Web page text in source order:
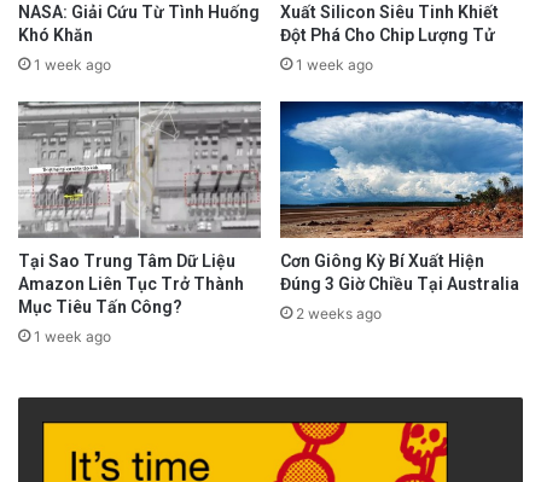
NASA: Giải Cứu Từ Tình Huống
Khó Khăn
1 week ago
Xuất Silicon Siêu Tinh Khiết
Đột Phá Cho Chip Lượng Tử
1 week ago
Tại Sao Trung Tâm Dữ Liệu
Amazon Liên Tục Trở Thành
Mục Tiêu Tấn Công?
1 week ago
Cơn Giông Kỳ Bí Xuất Hiện
Đúng 3 Giờ Chiều Tại Australia
2 weeks ago